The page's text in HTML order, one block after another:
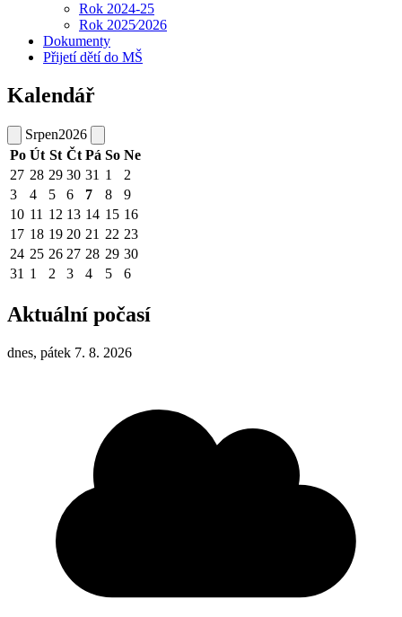
Rok 2024-25
Rok 2025⁄2026
Dokumenty
Přijetí dětí do MŠ
Kalendář
Srpen2026
Po Út St Čt Pá So Ne
27 28 29 30 31 1
2
3
4 5 6 7 8
9
10 11 12 13 14 15 16
17 18 19 20 21 22 23
24 25 26 27 28 29 30
31 1 2 3 4 5 6
Aktuální počasí
dnes, pátek 7. 8. 2026